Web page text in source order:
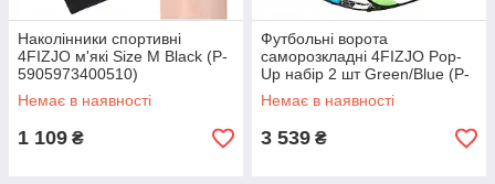
Наколінники спортивні
4FIZJO м'які Size M Black (P-
5905973400510)
Немає в наявності
1 109 ₴
Футбольні ворота
саморозкладні 4FIZJO Pop-
Up набір 2 шт Green/Blue (P-
5905973401463)
Немає в наявності
3 539 ₴